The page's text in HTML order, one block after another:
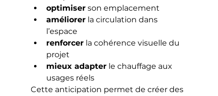
optimiser son emplacement
améliorer la circulation dans
l’espace
renforcer la cohérence visuelle du
projet
mieux adapter le chauffage aux
usages réels
Cette anticipation permet de créer des